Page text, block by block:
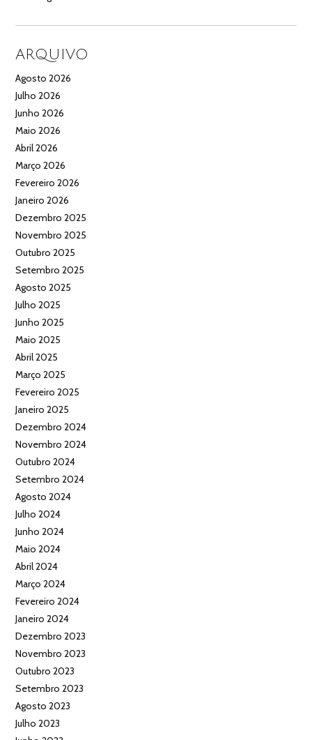
ARQUIVO
Agosto 2026
Julho 2026
Junho 2026
Maio 2026
Abril 2026
Março 2026
Fevereiro 2026
Janeiro 2026
Dezembro 2025
Novembro 2025
Outubro 2025
Setembro 2025
Agosto 2025
Julho 2025
Junho 2025
Maio 2025
Abril 2025
Março 2025
Fevereiro 2025
Janeiro 2025
Dezembro 2024
Novembro 2024
Outubro 2024
Setembro 2024
Agosto 2024
Julho 2024
Junho 2024
Maio 2024
Abril 2024
Março 2024
Fevereiro 2024
Janeiro 2024
Dezembro 2023
Novembro 2023
Outubro 2023
Setembro 2023
Agosto 2023
Julho 2023